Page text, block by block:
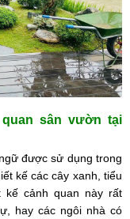
sân vườn tại
được sử dụng trong
kế các cây xanh, tiểu
cảnh quan này rất
hay các ngôi nhà có